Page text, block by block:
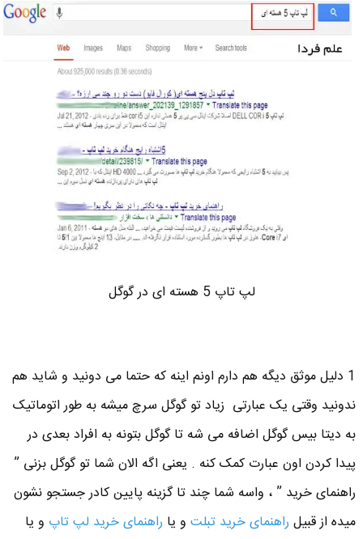
لپ تاپ 5 هسته ای در گوگل
1 دلیل موثق دیگه هم دارم اونم اینه که حتما می دونید و شاید هم
ندونید وقتی یک عبارتی زیاد تو گوگل سرچ میشه به طور اتوماتیک
به دیتا بیس گوگل اضافه می شه تا گوگل بتونه به افراد بعدی در
پیدا کردن اون عبارت کمک کنه . یعنی اگه الان شما تو گوگل بزنی ”
راهنمای خرید ” ، واسه شما چند تا گزینه پایین کادر جستجو نشون
میده از قبیل راهنمای خرید تبلتو یا راهنمای خرید لپ تاپ و یا